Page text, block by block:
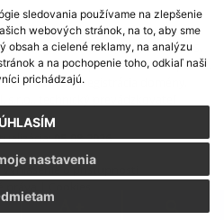
sledovania používame na zlepšenie
webových stránok, na to, aby sme
obsah a cielené reklamy, na analýzu
a na pochopenie toho, odkiaľ naši
prichádzajú.
nastavenia
informácií s využitím RSS
2,Mapa stránok,web portál
s.r.o.,domény,registrácia domény
05.08.2026
Vyhlásenie o prístupnosti